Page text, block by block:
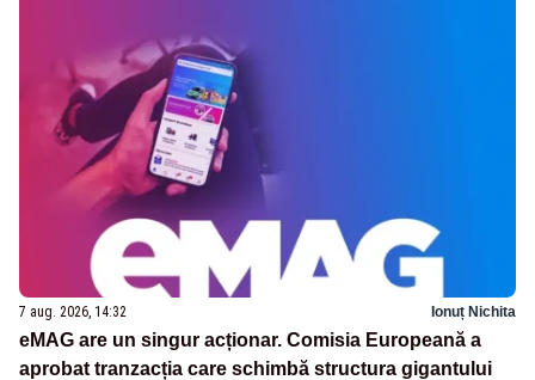
7 aug. 2026, 14:32 Ionuț Nichita
eMAG are un singur acționar. Comisia Europeană a
aprobat tranzacția care schimbă structura gigantului